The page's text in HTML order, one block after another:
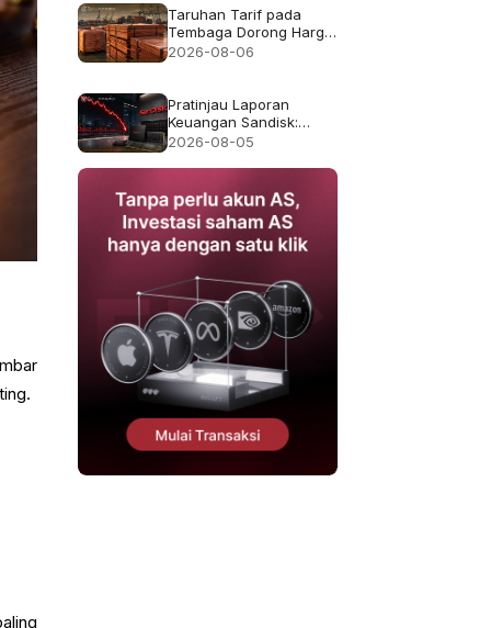
Taruhan Tarif pada
Tembaga Dorong Harga
Tembaga ke Rekor
2026-08-06
Pratinjau Laporan
Keuangan Sandisk:
Apakah Pertumbuhan
pada Juli?
2026-08-05